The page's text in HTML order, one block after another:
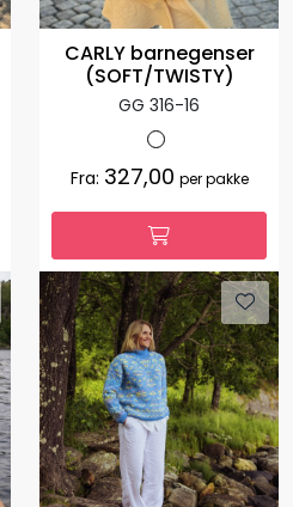
CARLY barnegenser
(SOFT/TWISTY)
GG 316-16
Fra: 327,00 per pakke